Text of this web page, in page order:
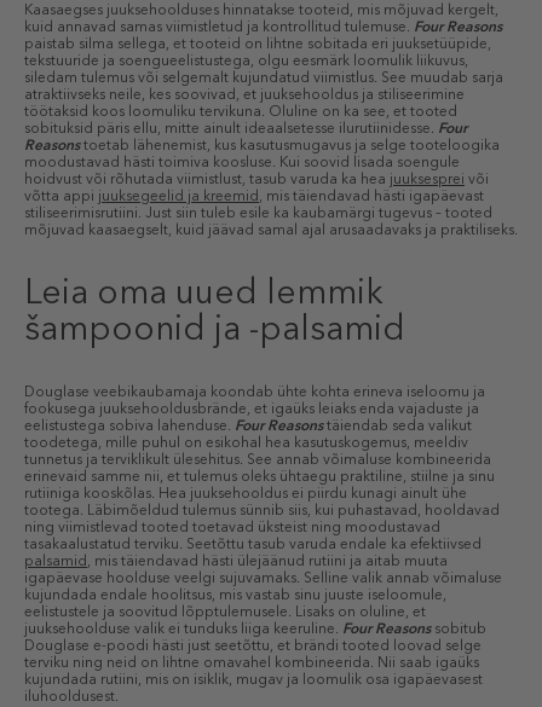
Kaasaegses juuksehoolduses hinnatakse tooteid, mis mõjuvad kergelt,
kuid annavad samas viimistletud ja kontrollitud tulemuse. Four Reasons
paistab silma sellega, et tooteid on lihtne sobitada eri juuksetüüpide,
tekstuuride ja soengueelistustega, olgu eesmärk loomulik liikuvus,
siledam tulemus või selgemalt kujundatud viimistlus. See muudab sarja
atraktiivseks neile, kes soovivad, et juuksehooldus ja stiliseerimine
töötaksid koos loomuliku tervikuna. Oluline on ka see, et tooted
sobituksid päris ellu, mitte ainult ideaalsetesse ilurutiinidesse. Four
Reasonstoetab lähenemist, kus kasutusmugavus ja selge tooteloogika
moodustavad hästi toimiva koosluse. Kui soovid lisada soengule
hoidvust või rõhutada viimistlust, tasub varuda ka hea juuksesprei või
võtta appi juuksegeelid ja kreemid , mis täiendavad hästi igapäevast
stiliseerimisrutiini. Just siin tuleb esile ka kaubamärgi tugevus – tooted
mõjuvad kaasaegselt, kuid jäävad samal ajal arusaadavaks ja praktiliseks.
Leia oma uued lemmik
šampoonid ja -palsamid
Douglase veebikaubamaja koondab ühte kohta erineva iseloomu ja
fookusega juuksehooldusbrände, et igaüks leiaks enda vajaduste ja
eelistustega sobiva lahenduse. Four Reasons täiendab seda valikut
toodetega, mille puhul on esikohal hea kasutuskogemus, meeldiv
tunnetus ja terviklikult ülesehitus. See annab võimaluse kombineerida
erinevaid samme nii, et tulemus oleks ühtaegu praktiline, stiilne ja sinu
rutiiniga kooskõlas. Hea juuksehooldus ei piirdu kunagi ainult ühe
tootega. Läbimõeldud tulemus sünnib siis, kui puhastavad, hooldavad
ning viimistlevad tooted toetavad üksteist ning moodustavad
tasakaalustatud terviku. Seetõttu tasub varuda endale ka efektiivsed
palsamid , mis täiendavad hästi ülejäänud rutiini ja aitab muuta
igapäevase hoolduse veelgi sujuvamaks. Selline valik annab võimaluse
kujundada endale hoolitsus, mis vastab sinu juuste iseloomule,
eelistustele ja soovitud lõpptulemusele. Lisaks on oluline, et
juuksehoolduse valik ei tunduks liiga keeruline. Four Reasonssobitub
Douglase e-poodi hästi just seetõttu, et brändi tooted loovad selge
terviku ning neid on lihtne omavahel kombineerida. Nii saab igaüks
kujundada rutiini, mis on isiklik, mugav ja loomulik osa igapäevasest
iluhooldusest.